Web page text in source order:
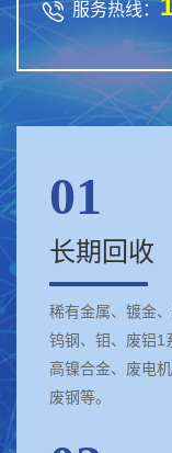
 服务热线：
01
长期回收
稀有金属、镀金
钨钢、钼、废铝1
高镍合金、废电
废钢等。